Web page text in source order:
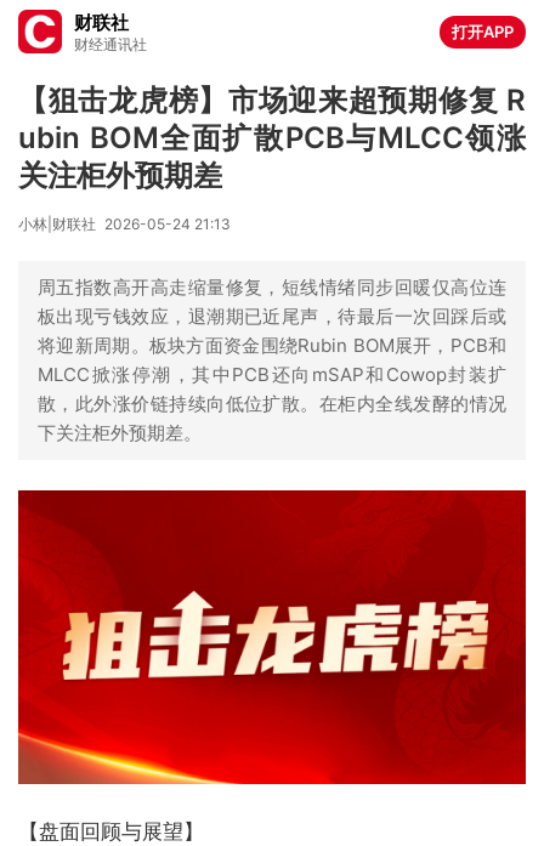
财联社
财经通讯社
打开APP
【狙击龙虎榜】市场迎来超预期修复 R
ubin BOM全面扩散PCB与MLCC领涨
关注柜外预期差
小林|财联社 2026-05-24 21:13
周五指数高开高走缩量修复，短线情绪同步回暖仅高位连
板出现亏钱效应，退潮期已近尾声，待最后一次回踩后或
将迎新周期。板块方面资金围绕Rubin BOM展开，PCB和
MLCC掀涨停潮，其中PCB还向mSAP和Cowop封装扩
散，此外涨价链持续向低位扩散。在柜内全线发酵的情况
下关注柜外预期差。
【盘面回顾与展望】